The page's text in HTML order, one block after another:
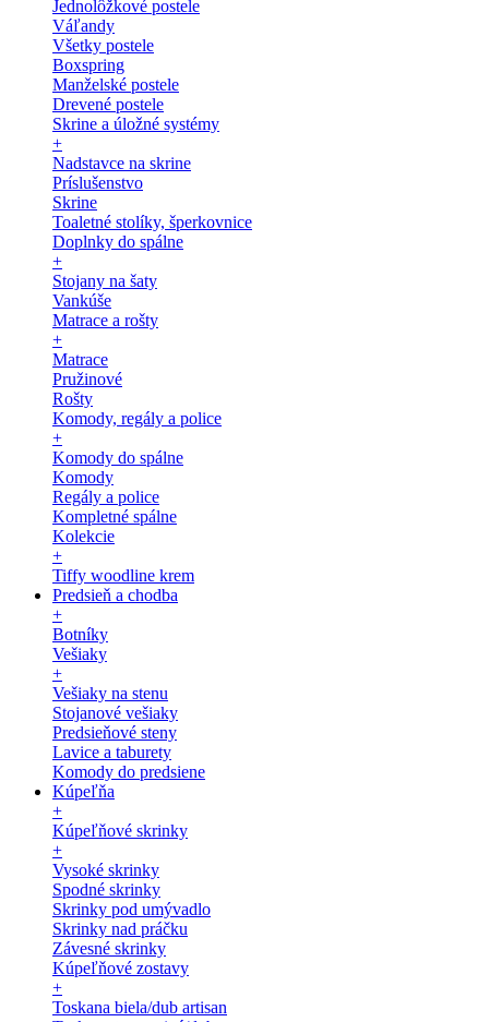
Jednolôžkové postele
Váľandy
Všetky postele
Boxspring
Manželské postele
Drevené postele
Skrine a úložné systémy
+
Nadstavce na skrine
Príslušenstvo
Skrine
Toaletné stolíky, šperkovnice
Doplnky do spálne
+
Stojany na šaty
Vankúše
Matrace a rošty
+
Matrace
Pružinové
Rošty
Komody, regály a police
+
Komody do spálne
Komody
Regály a police
Kompletné spálne
Kolekcie
+
Tiffy woodline krem
Predsieň a chodba
+
Botníky
Vešiaky
+
Vešiaky na stenu
Stojanové vešiaky
Predsieňové steny
Lavice a taburety
Komody do predsiene
Kúpeľňa
+
Kúpeľňové skrinky
+
Vysoké skrinky
Spodné skrinky
Skrinky pod umývadlo
Skrinky nad práčku
Závesné skrinky
Kúpeľňové zostavy
+
Toskana biela/dub artisan